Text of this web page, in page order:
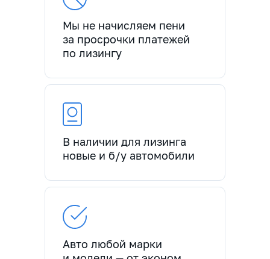
Мы не начисляем пени
за просрочки платежей
по лизингу
В наличии для лизинга
новые и б/у автомобили
Авто любой марки